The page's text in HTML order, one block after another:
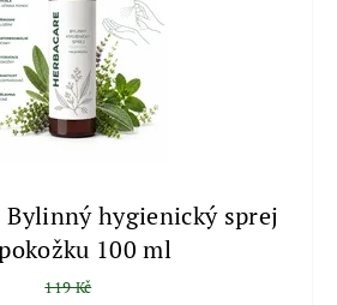
Bylinný hygienický sprej
100 ml
119 Kč